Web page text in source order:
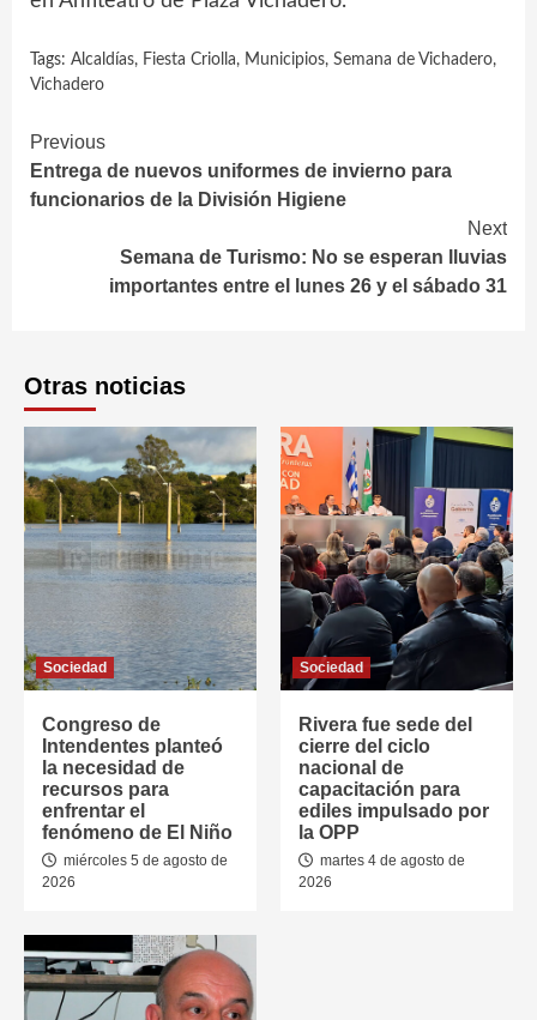
Tags: Alcaldías, Fiesta Criolla, Municipios, Semana de Vichadero,
Vichadero
Continue
Reading
Previous
Entrega de nuevos uniformes de invierno para
funcionarios de la División Higiene
Next
Semana de Turismo: No se esperan lluvias
importantes entre el lunes 26 y el sábado 31
Otras noticias
Sociedad
Congreso de
Intendentes planteó
la necesidad de
recursos para
enfrentar el
fenómeno de El Niño
miércoles 5 de agosto de
2026
Sociedad
Rivera fue sede del
cierre del ciclo
nacional de
capacitación para
ediles impulsado por
la OPP
martes 4 de agosto de
2026